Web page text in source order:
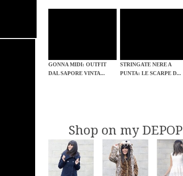
GONNA MIDI: OUTFIT
DAL SAPORE VINTA...
STRINGATE NERE A
PUNTA: LE SCARPE D...
Shop on my DEPOP